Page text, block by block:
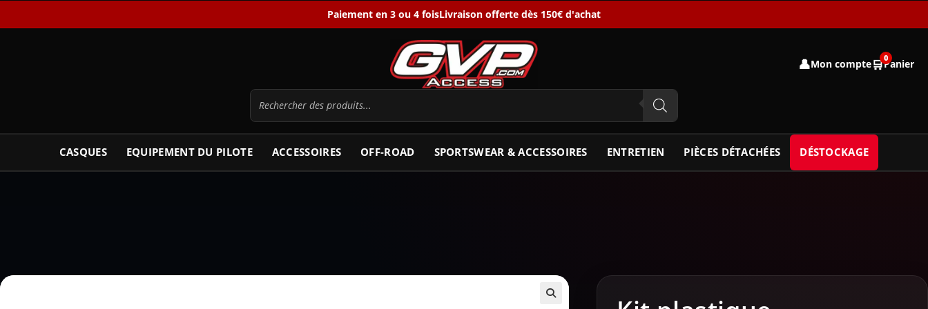
Paiement en 3 ou 4 foisLivraison offerte dès 150€ d'achat
👤Mon compte🛒0
Panier
CASQUES EQUIPEMENT DU PILOTE ACCESSOIRES OFF-ROAD SPORTSWEAR & ACCESSOIRES ENTRETIEN PIÈCES DÉTACHÉES DÉSTOCKAGE